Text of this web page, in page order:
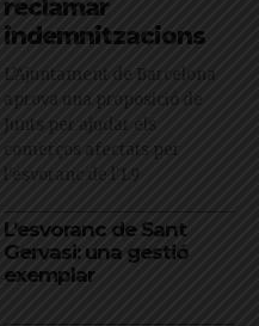
reclamar
indemnitzacions
L’Ajuntament de Barcelona
aprova una proposició de
Junts per ajudar els
comerços afectats per
l'esvoranc de l'L9
L’esvoranc de Sant
Gervasi: una gestió
exemplar